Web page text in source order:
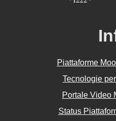
Piattaforme
Tecnologie
Portale Video
Status